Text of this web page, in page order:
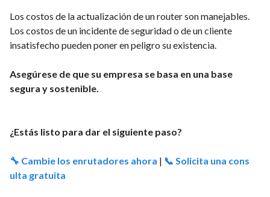
Los costos de la actualización de un router son manejables.
Los costos de un incidente de seguridad o de un cliente
insatisfecho pueden poner en peligro su existencia.
Asegúrese de que su empresa se basa en una base
segura y sostenible.
¿Estás listo para dar el siguiente paso?
🔧 Cambie los enrutadores ahora | 📞 Solicita una cons
ulta gratuita